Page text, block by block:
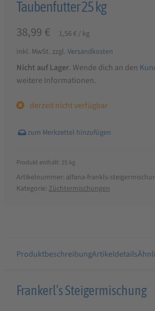
Taubenfutter 25 kg
38,99 € 1,56 €/kg
inkl. MwSt. zzgl. Versandkosten
Nicht auf Lager. Wende dich an den
weitere Informationen.
derzeit nicht verfügbar
Produkt enthält: 25 kg
Artikelnummer: alfana-frankls-
Kategorie: Züchtermischungen
ProduktbeschreibungArtikeldetails
Produktbeschreibung
Frankerl’s Steigermischung